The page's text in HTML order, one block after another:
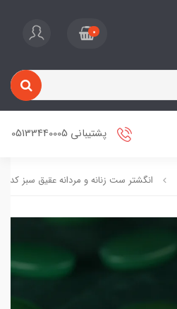
0
پشتیبانی 05133440005
انگشتر ست زنانه و مردانه عقیق سبز کد 1114